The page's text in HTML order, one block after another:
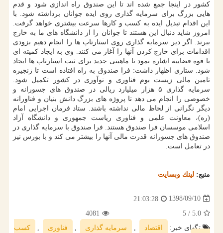
كشور در اینجا جمع شده اند تا این صندوق راه اندازی شود و قدم
هایی بزرگ برای سرمایه گذاری روی ایده جوانان برداشته شود. با
این اقدام تبدیل ایده به كسب و كارها سرعت بیشتری خواهد گرفت.
امروز شاید دنبال این هستند تا جوانان را از دانشگاه های ما به خارج
ببرند. اگر دیر سرمایه گذاری روی استارتاپ ها را انجام دهیم بزودی
اقدامات برای خارج كردن آنها را آغاز می كنند. وی به ایجاد كمیته ای
با قوه قضاییه اشاره نمود تا ماهیتی جدید برای ثبت استارتاپ ها ایجاد
شود. ستاری اظهار داشت: فرا صندوق به راه افتاده است تا زنجیره
تامین مالی زیست بوم فناوری و نوآوری در كشور تكمیل شود.
سرمایه گذاری ۵ هزار میلیارد ریالی در صندوق های جسورانه و
خصوصی را انجام می دهد تا پروژه های بزرگ دانش بنیان و فناورانه
دیگر نگرانی از لحاظ مالی نداشته باشند. ستاد فرمان اجرایی امام
(ره)، معاونت علمی و فناوری ریاست جمهوری و دانشگاه آزاد
اسلامی موسسان فرا صندوق هستند. فرا صندوق با سرمایه گذاری در
صندوق های جسورانه قدرت مالی آنها را بیشتر می كند و با بورس نیز
در تعامل است.
منبع: لینك وبسایت
1398/09/10
21:03:28
5.0
/ 5
4081
تگهای خبر:
اقتصاد , سرمایه گذاری , فناوری ,
كسب